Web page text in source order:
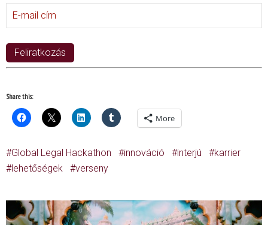
Share this:
More
Global Legal Hackathon innováció interjú
karrier
lehetőségek
verseny